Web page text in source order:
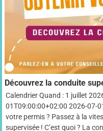
Découvrez la conduite
Calendrier Quand : 1 juillet
01T09:00:00+02:00 2026-07-
votre permis ? Passez à la
supervisée ! C’est quoi ? La